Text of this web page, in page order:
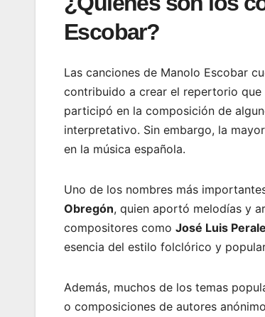
Escobar?
Las canciones de Manolo Escobar
contribuido a crear el repertorio
participó en la composición de
interpretativo. Sin embargo, la
en la música española.
Uno de los nombres más
Obregón, quien aportó melodías y
compositores como José Luis
esencia del estilo folclórico y
Además, muchos de los temas
o composiciones de autores